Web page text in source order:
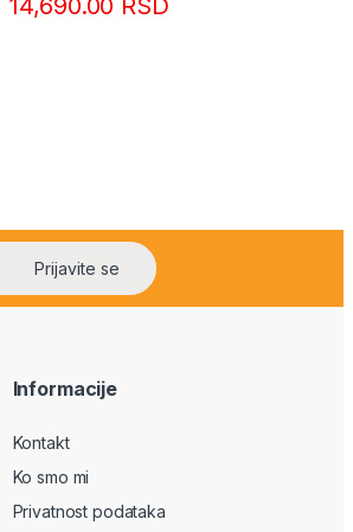
14,690.00 RSD
Prijavite se
Informacije
Kontakt
Ko smo mi
Privatnost podataka